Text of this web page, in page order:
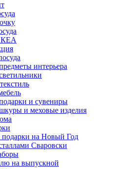
интерьера
и сувениры
и меховые изделия
на Новый Год
Сваровски
на выпускной